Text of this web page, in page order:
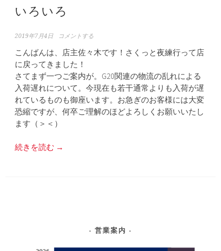
いろいろ
2019年7月4日 コメントする
こんばんは、店主佐々木です！さくっと夜練行って店
に戻ってきました！
さてまず一つご案内が。G20関連の物流の乱れによる
入荷遅れについて。今現在も若干通常よりも入荷が遅
れているものも御座います。お急ぎのお客様には大変
恐縮ですが、何卒ご理解のほどよろしくお願いいたし
ます（＞＜）
続きを読む →
営業案内